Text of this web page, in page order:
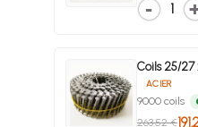
1
Coils 25/27
ACIER
9000 coils
263.52 €